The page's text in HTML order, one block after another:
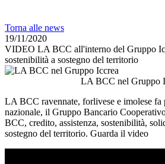
Torna alle news
19/11/2020
VIDEO LA BCC all'interno del Gruppo
sostenibilità a sostegno del territorio
LA BCC nel Gruppo
LA BCC ravennate, forlivese e imolese fa
nazionale, il Gruppo Bancario
BCC, credito, assistenza, sostenibilità,
sostegno del territorio. Guarda il video